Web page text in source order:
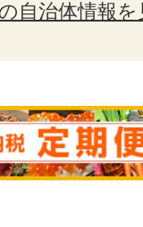
自治体情報を